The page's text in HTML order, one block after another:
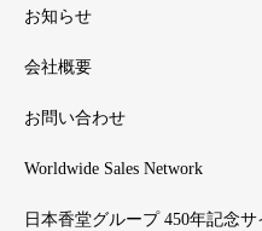
お知らせ
会社概要
お問い合わせ
Worldwide Sales Network
日本香堂グループ 450年記念サ